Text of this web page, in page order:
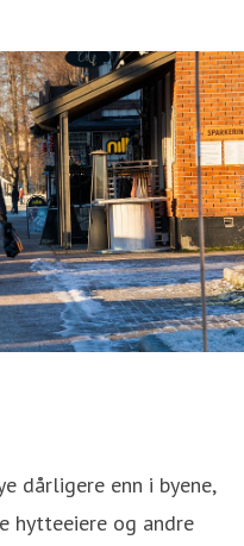
dårligere enn i byene,
hytteeiere og andre